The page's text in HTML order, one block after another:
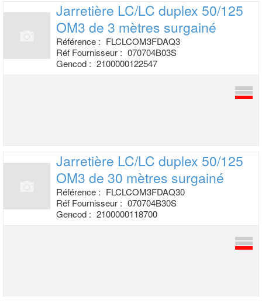
Jarretière LC/LC duplex 50/125
OM3 de 3 mètres surgainé
Référence : FLCLCOM3FDAQ3
Réf Fournisseur : 070704B03S
Gencod : 2100000122547
Jarretière LC/LC duplex 50/125
OM3 de 30 mètres surgainé
Référence : FLCLCOM3FDAQ30
Réf Fournisseur : 070704B30S
Gencod : 2100000118700